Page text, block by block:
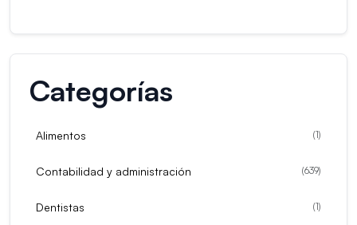
Categorías
Alimentos (1)
Contabilidad y administración (639)
Dentistas (1)